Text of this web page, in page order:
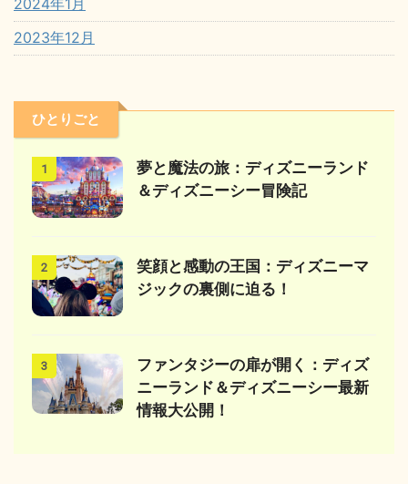
2024年1月
2023年12月
ひとりごと
1
夢と魔法の旅：ディズニーランド
＆ディズニーシー冒険記
2
笑顔と感動の王国：ディズニーマ
ジックの裏側に迫る！
3
ファンタジーの扉が開く：ディズ
ニーランド＆ディズニーシー最新
情報大公開！